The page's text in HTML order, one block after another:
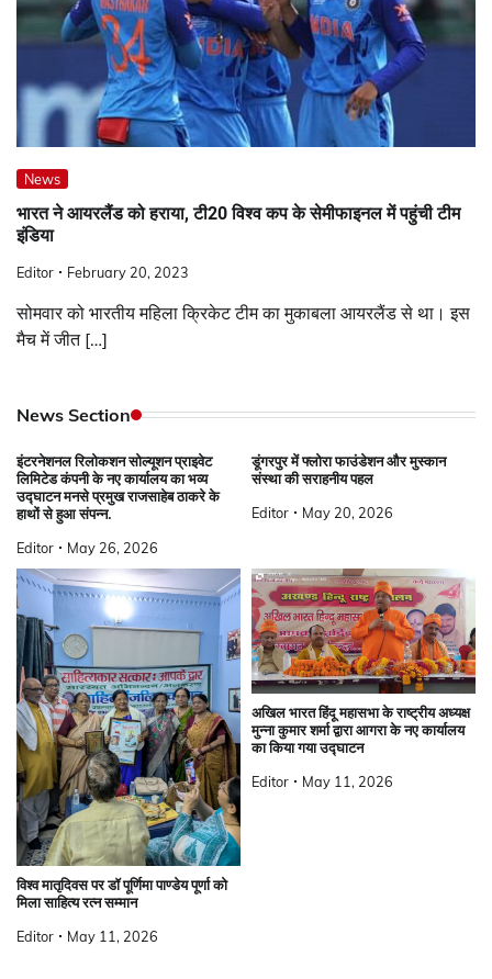
News
भारत ने आयरलैंड को हराया, टी20 विश्व कप के सेमीफाइनल में पहुंची टीम
इंडिया
Editor February 20, 2023
सोमवार को भारतीय महिला क्रिकेट टीम का मुकाबला आयरलैंड से था। इस
मैच में जीत […]
News Section
इंटरनेशनल रिलोकशन सोल्यूशन प्राइवेट
लिमिटेड कंपनी के नए कार्यालय का भव्य
उद्घाटन मनसे प्रमुख राजसाहेब ठाकरे के
हाथों से हुआ संपन्न.
Editor May 26, 2026
डूंगरपुर में फ्लोरा फाउंडेशन और मुस्कान
संस्था की सराहनीय पहल
Editor May 20, 2026
विश्व मातृदिवस पर डॉ पूर्णिमा पाण्डेय पूर्णा को
मिला साहित्य रत्न सम्मान
Editor May 11, 2026
अखिल भारत हिंदू महासभा के राष्ट्रीय अध्यक्ष
मुन्ना कुमार शर्मा द्वारा आगरा के नए कार्यालय
का किया गया उद्घाटन
Editor May 11, 2026